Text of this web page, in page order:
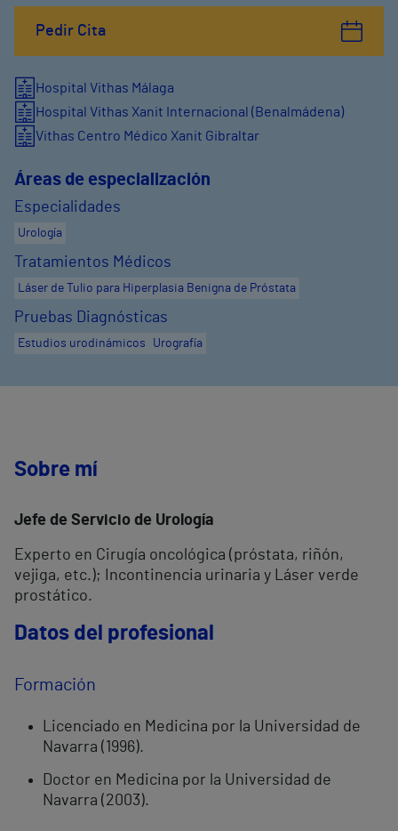
Pedir Cita
Hospital Vithas Málaga
Hospital Vithas Xanit Internacional (Benalmádena)
Vithas Centro Médico Xanit Gibraltar
Áreas de especialización
Especialidades
Urología
Tratamientos Médicos
Láser de Tulio para Hiperplasia Benigna de Próstata
Pruebas Diagnósticas
Estudios urodinámicos Urografía
Sobre mí
Jefe de Servicio de Urología
Experto en Cirugía oncológica (próstata, riñón,
vejiga, etc.); Incontinencia urinaria y Láser verde
prostático.
Datos del profesional
Formación
Licenciado en Medicina por la Universidad de
Navarra (1996).
Doctor en Medicina por la Universidad de
Navarra (2003).